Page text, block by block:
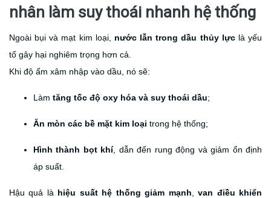
nhân làm suy thoái nhanh hệ thống
Ngoài bụi và mạt kim loại, nước lẫn trong dầu thủy lựclà yếu
tố gây hại nghiêm trọng hơn cả.
Khi độ ẩm xâm nhập vào dầu, nó sẽ:
Làm tăng tốc độ oxy hóa và suy thoái dầu;
Ăn mòn các bề mặt kim loại trong hệ thống;
Hình thành bọt khí, dẫn đến rung động và giảm ổn định
áp suất.
Hậu quả là hiệu suất hệ thống giảm mạnh ,van điều khiển